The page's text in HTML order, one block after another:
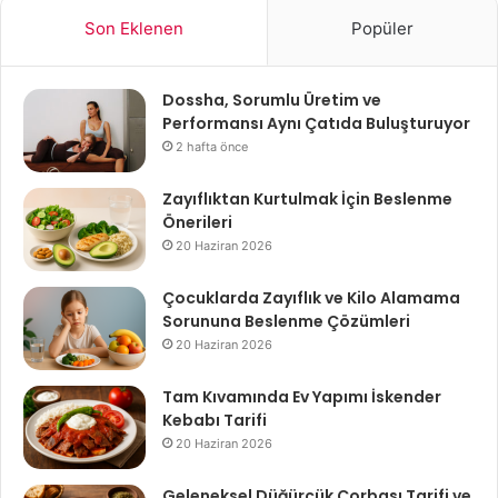
Son Eklenen Popüler
Dossha, Sorumlu Üretim ve
Performansı Aynı Çatıda Buluşturuyor
2 hafta önce
Zayıflıktan Kurtulmak İçin Beslenme
Önerileri
20 Haziran 2026
Çocuklarda Zayıflık ve Kilo Alamama
Sorununa Beslenme Çözümleri
20 Haziran 2026
Tam Kıvamında Ev Yapımı İskender
Kebabı Tarifi
20 Haziran 2026